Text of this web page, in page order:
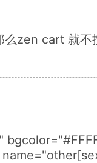
zen cart 就